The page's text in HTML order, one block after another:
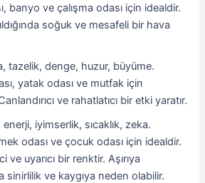
banyo ve çalışma odası için idealdir.
soğuk ve mesafeli bir hava
tazelik, denge, huzur, büyüme.
yatak odası ve mutfak için
ve rahatlatıcı bir etki yaratır.
enerji, iyimserlik, sıcaklık, zeka.
odası ve çocuk odası için idealdir.
ve uyarıcı bir renktir. Aşırıya
sinirlilik ve kaygıya neden olabilir.